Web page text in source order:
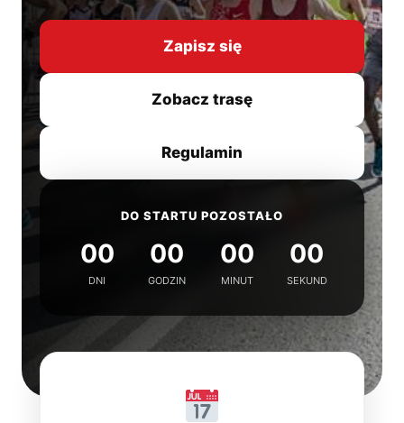
Zapisz się
Zobacz trasę
Regulamin
DO STARTU POZOSTAŁO
00
DNI
00
GODZIN
00
MINUT
00
SEKUND